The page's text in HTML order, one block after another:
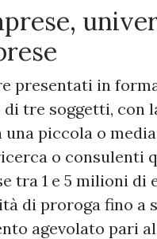
presentati in
tre soggetti, con
piccola o
o consulenti
tra 1 e 5 milioni
di proroga fino a
agevolato pari